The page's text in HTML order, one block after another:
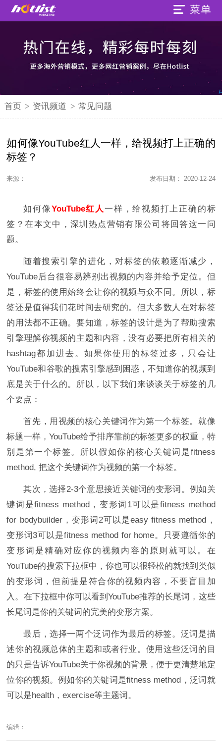
首页 > 资讯频道 > 常见问题
如何像YouTube红人一样，给视频打上正确的
标签？
来源： 发布日期： 2020-12-24
如何像YouTube红人一样，给视频打上正确的标
签？在本文中，深圳热点营销有限公司将回答这一问
题。
随着搜索引擎的进化，对标签的依赖逐渐减少，
YouTube后台很容易辨别出视频的内容并给予定位。但
是，标签的使用始终会让你的视频与众不同。所以，标
签还是值得我们花时间去研究的。但大多数人在对标签
的用法都不正确。要知道，标签的设计是为了帮助搜索
引擎理解你视频的主题和内容，没有必要把所有相关的
hashtag都加进去。如果你使用的标签过多，只会让
YouTube和谷歌的搜索引擎感到困惑，不知道你的视频到
底是关于什么的。所以，以下我们来谈谈关于标签的几
个要点：
首先，用视频的核心关键词作为第一个标签。就像
标题一样，YouTube给予排序靠前的标签更多的权重，特
别是第一个标签。所以假如你的核心关键词是fitness
method, 把这个关键词作为视频的第一个标签。
其次，选择2-3个意思接近关键词的变形词。例如关
键词是fitness method，变形词1可以是fitness method
for bodybuilder，变形词2可以是easy fitness method，
变形词3可以是fitness method for home。只要遵循你的
变形词是精确对应你的视频内容的原则就可以。在
YouTube的搜索下拉框中，你也可以很轻松的就找到类似
的变形词，但前提是符合你的视频内容，不要盲目加
入。在下拉框中你可以看到YouTube推荐的长尾词，这些
长尾词是你的关键词的完美的变形方案。
最后，选择一两个泛词作为最后的标签。泛词是描
述你的视频总体的主题和或者行业。使用这些泛词的目
的只是告诉YouTube关于你视频的背景，便于更清楚地定
位你的视频。例如你的关键词是fitness method，泛词就
可以是health，exercise等主题词。
编辑：